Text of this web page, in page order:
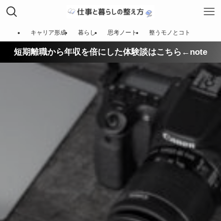
キャリア形成 暮らし 思考ノート 整うモノとコト
短期離職から年収を倍にした体験談はこちら←note